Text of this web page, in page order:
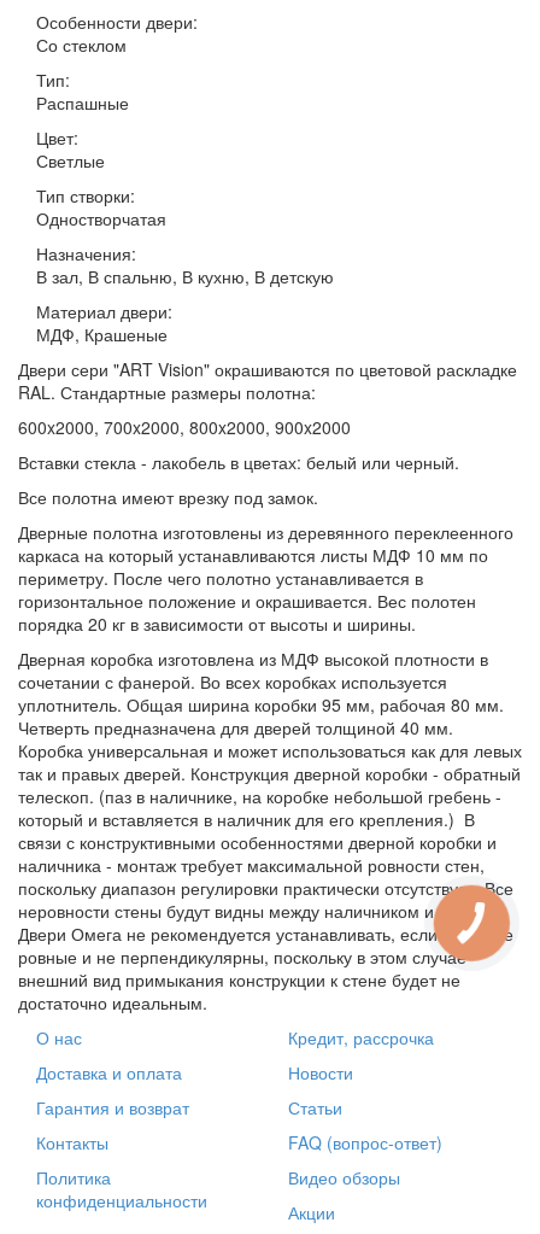
Особенности двери:
Со стеклом
Тип:
Распашные
Цвет:
Светлые
Тип створки:
Одностворчатая
Назначения:
В зал, В спальню, В кухню, В детскую
Материал двери:
МДФ, Крашеные
Двери сери "ART Vision" окрашиваются по цветовой раскладке
RAL. Стандартные размеры полотна:
600x2000, 700x2000, 800x2000, 900x2000
Вставки стекла - лакобель в цветах: белый или черный.
Все полотна имеют врезку под замок.
Дверные полотна изготовлены из деревянного переклеенного
каркаса на который устанавливаются листы МДФ 10 мм по
периметру. После чего полотно устанавливается в
горизонтальное положение и окрашивается. Вес полотен
порядка 20 кг в зависимости от высоты и ширины.
Дверная коробка изготовлена из МДФ высокой плотности в
сочетании с фанерой. Во всех коробках используется
уплотнитель. Общая ширина коробки 95 мм, рабочая 80 мм.
Четверть предназначена для дверей толщиной 40 мм.
Коробка универсальная и может использоваться как для левых
так и правых дверей. Конструкция дверной коробки - обратный
телескоп. (паз в наличнике, на коробке небольшой гребень -
который и вставляется в наличник для его крепления.) В
связи с конструктивными особенностями дверной коробки и
наличника - монтаж требует максимальной ровности стен,
поскольку диапазон регулировки практически отсутствует. Все
неровности стены будут видны между наличником и стеной.
Двери Омега не рекомендуется устанавливать, если стены не
ровные и не перпендикулярны, поскольку в этом случае
внешний вид примыкания конструкции к стене будет не
достаточно идеальным.
О нас
Доставка и оплата
Гарантия и возврат
Контакты
Политика
конфиденциальности
Кредит, рассрочка
Новости
Статьи
FAQ (вопрос-ответ)
Видео обзоры
Акции